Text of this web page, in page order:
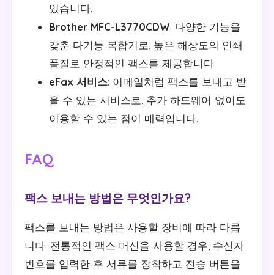
있습니다.
Brother MFC-L3770CDW: 다양한 기능을
갖춘 다기능 복합기로, 높은 해상도의 인쇄
품질로 안정적인 팩스를 제공합니다.
eFax 서비스: 이메일처럼 팩스를 보내고 받
을 수 있는 서비스로, 추가 하드웨어 없이도
이용할 수 있는 점이 매력입니다.
FAQ
팩스 보내는 방법은 무엇인가요?
팩스를 보내는 방법은 사용할 장비에 따라 다릅
니다. 전통적인 팩스 머신을 사용할 경우, 수신자
번호를 입력한 후 서류를 장착하고 전송 버튼을